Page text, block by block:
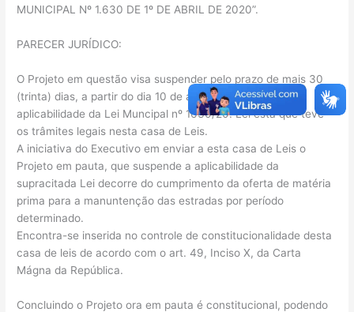
MUNICIPAL Nº 1.630 DE 1º DE ABRIL DE 2020”.
PARECER JURÍDICO:
O Projeto em questão visa suspender pelo prazo de mais 30
(trinta) dias, a partir do dia 10 de agosto de 2020, a
aplicabilidade da Lei Muncipal nº 1630/20. Lei esta que teve
os trâmites legais nesta casa de Leis.
A iniciativa do Executivo em enviar a esta casa de Leis o
Projeto em pauta, que suspende a aplicabilidade da
supracitada Lei decorre do cumprimento da oferta de matéria
prima para a manuntenção das estradas por período
determinado.
Encontra-se inserida no controle de constitucionalidade desta
casa de leis de acordo com o art. 49, Inciso X, da Carta
Mágna da República.
Concluindo o Projeto ora em pauta é constitucional, podendo